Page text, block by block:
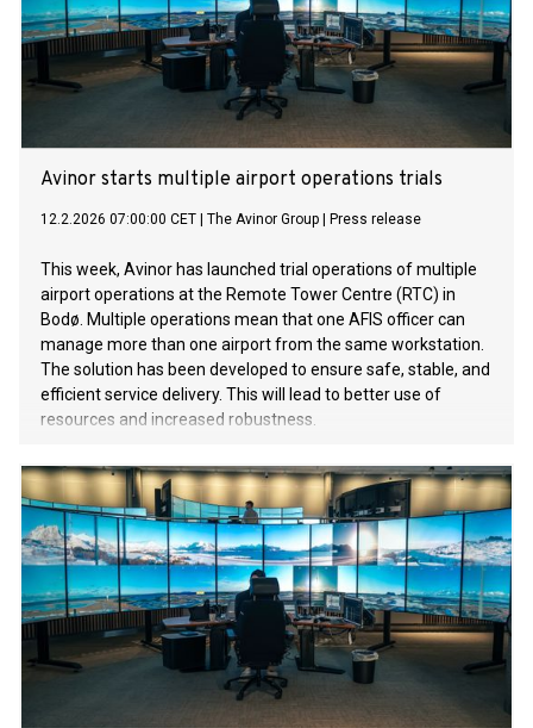
Avinor starts multiple airport operations trials
12.2.2026 07:00:00 CET The Avinor Group Press release
This week, Avinor has launched trial operations of multiple
airport operations at the Remote Tower Centre (RTC) in
Bodø. Multiple operations mean that one AFIS officer can
manage more than one airport from the same workstation.
The solution has been developed to ensure safe, stable, and
efficient service delivery. This will lead to better use of
resources and increased robustness.